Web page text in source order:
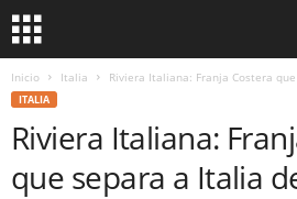
Inicio Italia Riviera Italiana: Franja Costera
ITALIA
Riviera Italiana:
que separa a Italia